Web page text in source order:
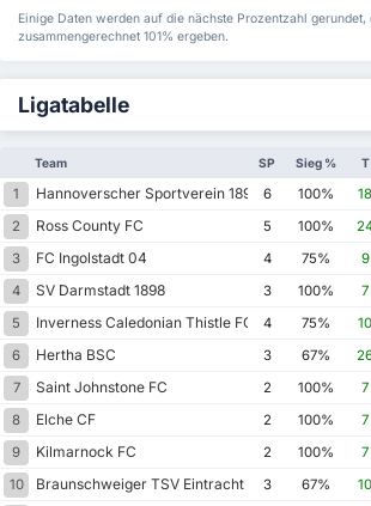
Einige Daten werden auf die nächste Prozentzahl gerundet,
zusammengerechnet 101% ergeben.
Ligatabelle
Team SP Sieg % T
1 Hannoverscher Sportverein 1896 6 100% 18
2
Ross County FC 5 100%
3
FC Ingolstadt 04 4 75% 9
4
SV Darmstadt 1898 3 100% 7
5
Inverness Caledonian Thistle FC 4 75% 10
6
Hertha BSC 3 67%
7
Saint Johnstone FC 2 100% 7
8
Elche CF 2 100% 7
9
Kilmarnock FC 2 100% 7
10
Braunschweiger TSV Eintracht 1895
3 67% 10